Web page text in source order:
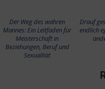
Der Weg des wahren
Mannes: Ein Leitfaden für
Meisterschaft in
Beziehungen, Beruf und
Sexualität
Drauf
endlich